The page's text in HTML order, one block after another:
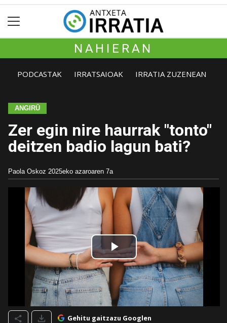
NAHIERAN
PODCASTAK IRRATSAIOAK IRRATIA ZUZENEAN
ANGIRŪ
Zer egin nire haurrak "tonto"
deitzen badio lagun bati?
Paola Oskoz 2025eko azaroaren 7a
Gehitu gaitzazu Googlen